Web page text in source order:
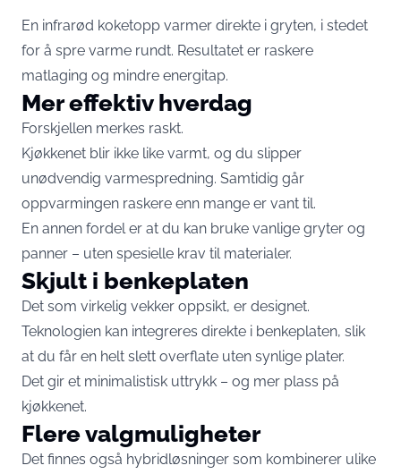
En infrarød koketopp varmer direkte i gryten, i stedet
for å spre varme rundt. Resultatet er raskere
matlaging og mindre energitap.
Mer effektiv hverdag
Forskjellen merkes raskt.
Kjøkkenet blir ikke like varmt, og du slipper
unødvendig varmespredning. Samtidig går
oppvarmingen raskere enn mange er vant til.
En annen fordel er at du kan bruke vanlige gryter og
panner – uten spesielle krav til materialer.
Skjult i benkeplaten
Det som virkelig vekker oppsikt, er designet.
Teknologien kan integreres direkte i benkeplaten, slik
at du får en helt slett overflate uten synlige plater.
Det gir et minimalistisk uttrykk – og mer plass på
kjøkkenet.
Flere valgmuligheter
Det finnes også hybridløsninger som kombinerer ulike